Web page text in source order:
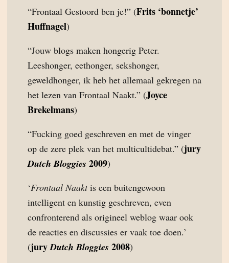
“Frontaal Gestoord ben je!” (Frits ‘bonnetje’
Huffnagel)
“Jouw blogs maken hongerig Peter.
Leeshonger, eethonger, sekshonger,
geweldhonger, ik heb het allemaal gekregen na
het lezen van Frontaal Naakt.” (Joyce
Brekelmans)
“Fucking goed geschreven en met de vinger
op de zere plek van het multicultidebat.” (jury
Dutch Bloggies 2009)
‘Frontaal Naaktis een buitengewoon
intelligent en kunstig geschreven, even
confronterend als origineel weblog waar ook
de reacties en discussies er vaak toe doen.’
(juryDutch Bloggies 2008)